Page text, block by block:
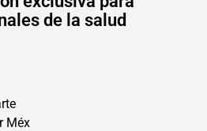
de la salud
Méx